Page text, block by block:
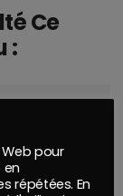
Ce
:
pour
en
répétées. En